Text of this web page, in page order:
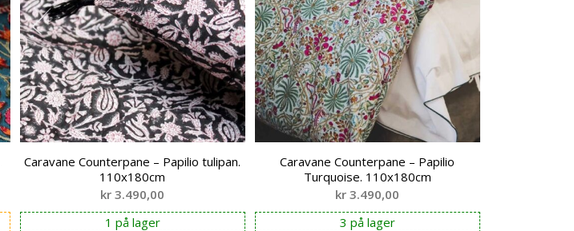
Caravane Counterpane – Papilio tulipan.
110x180cm
kr 3.490,00
1 på lager
Caravane Counterpane – Papilio
Turquoise. 110x180cm
kr 3.490,00
3 på lager